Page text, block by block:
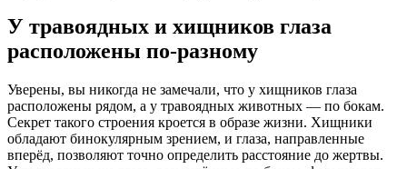
У травоядных и хищников глаза
расположены по-разному
Уверены, вы никогда не замечали, что у хищников глаза
расположены рядом, а у травоядных животных — по бокам.
Секрет такого строения кроется в образе жизни. Хищники
обладают бинокулярным зрением, и глаза, направленные
вперёд, позволяют точно определить расстояние до жертвы.